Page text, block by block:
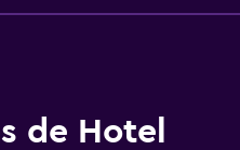
de Hotel